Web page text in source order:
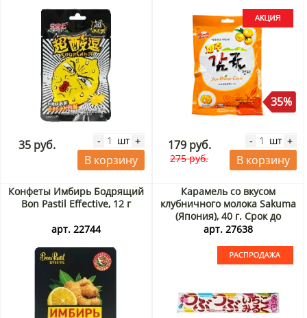
35 руб. - шт +
В корзину
35%
179 руб.
275 руб.
- шт +
В корзину
Конфеты Имбирь Бодрящий
Bon Pastil Effective, 12 г
арт. 22744
Карамель со вкусом
клубничного молока Sakuma
(Япония), 40 г. Срок до
31.08.2026. Распродажа
арт. 27638